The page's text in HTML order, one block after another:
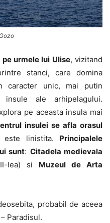
urmele lui Ulise, vizitand
stanci, care domina
caracter unic, mai putin
insule ale arhipelagului.
pe aceasta insula mai
insulei se afla orasul
este linistita. Principalele
sunt: Citadela medievala
lea) si Muzeul de Arta
probabil de aceea
Paradisul.